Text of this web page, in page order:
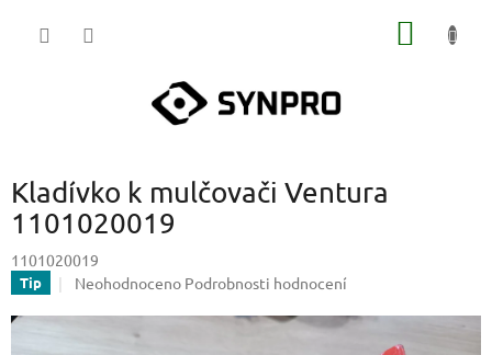
Kladívko k mulčovači Ventura
1101020019
1101020019
Tip
Průměrné
Neohodnoceno Podrobnosti hodnocení